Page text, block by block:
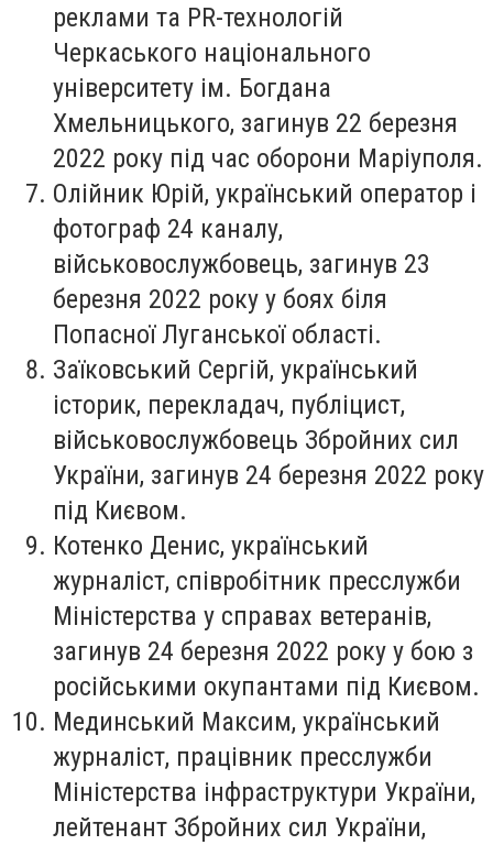
реклами та PR-технологій
Черкаського національного
університету ім. Богдана
Хмельницького, загинув 22 березня
2022 року під час оборони Маріуполя.
Олійник Юрій, український оператор і
фотограф 24 каналу,
військовослужбовець, загинув 23
березня 2022 року у боях біля
Попасної Луганської області.
Заїковський Сергій, український
історик, перекладач, публіцист,
військовослужбовець Збройних сил
України, загинув 24 березня 2022 року
під Києвом.
Котенко Денис, український
журналіст, співробітник пресслужби
Міністерства у справах ветеранів,
загинув 24 березня 2022 року у бою з
російськими окупантами під Києвом.
Мединський Максим, український
журналіст, працівник пресслужби
Міністерства інфраструктури України,
лейтенант Збройних сил України,